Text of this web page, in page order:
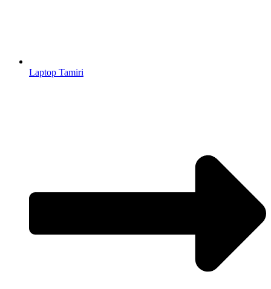
Laptop Tamiri